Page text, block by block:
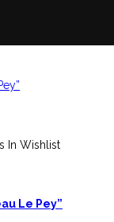
In Wishlist
Le Pey”